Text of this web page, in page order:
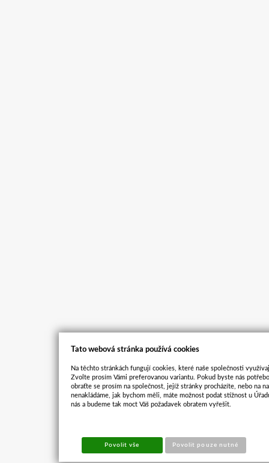
Tato webová stránka používá cookies
Na těchto stránkách fungují cookies, které naše společnosti
Zvolte prosím Vámi preferovanou variantu. Pokud byste nás
obraťte se prosím na společnost, jejíž stránky procházíte, nebo na
nenakládáme, jak bychom měli, máte možnost podat stížnost u
nás a budeme tak moct Váš požadavek obratem vyřešit.
Povolit vše Povolit pouze nutné